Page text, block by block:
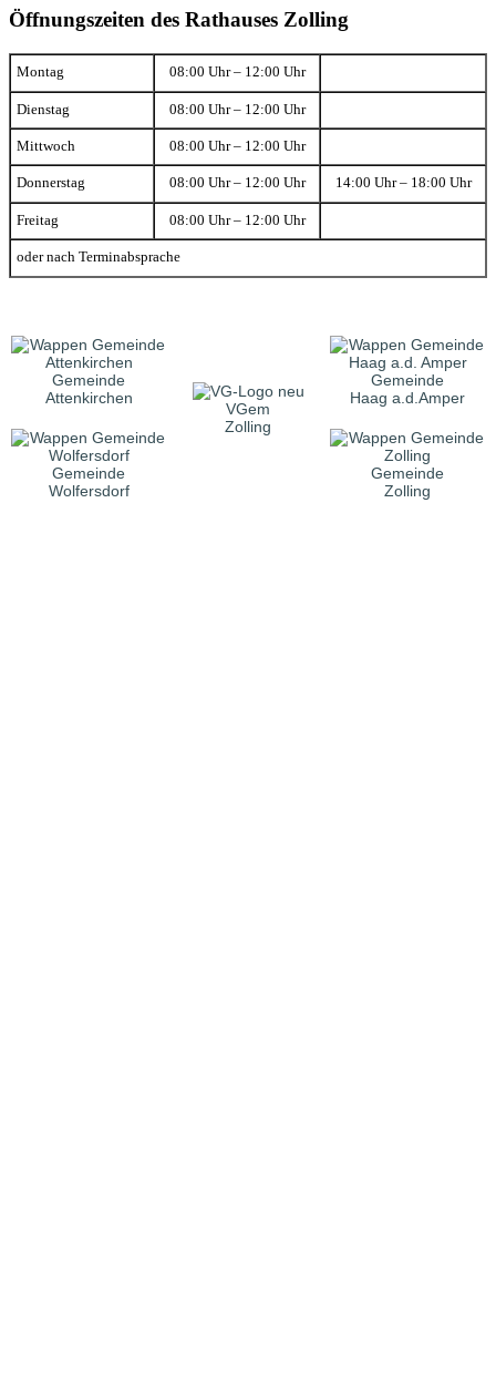
Öffnungszeiten des Rathauses Zolling
Montag 08:00 Uhr – 12:00 Uhr
Dienstag 08:00 Uhr – 12:00 Uhr
Mittwoch 08:00 Uhr – 12:00 Uhr
Donnerstag 08:00 Uhr – 12:00 Uhr 14:00 Uhr – 18:00 Uhr
Freitag 08:00 Uhr – 12:00 Uhr
oder nach Terminabsprache
Gemeinde
Attenkirchen
VGem
Zolling
Gemeinde
Haag a.d.Amper
Gemeinde
Wolfersdorf
Gemeinde
Zolling